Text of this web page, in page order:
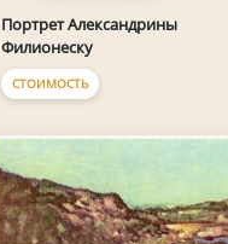
Портрет Александрины
Филионеску
СТОИМОСТЬ